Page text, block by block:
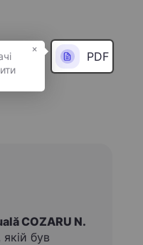
PDF
COZARU N.
був
×